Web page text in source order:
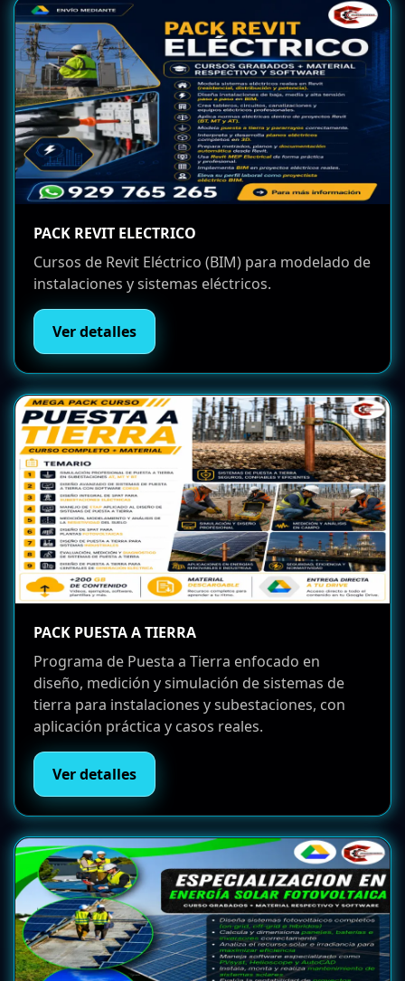
PACK REVIT ELECTRICO
Cursos de Revit Eléctrico (BIM) para modelado de
instalaciones y sistemas eléctricos.
Ver detalles
PACK PUESTA A TIERRA
Programa de Puesta a Tierra enfocado en
diseño, medición y simulación de sistemas de
tierra para instalaciones y subestaciones, con
aplicación práctica y casos reales.
Ver detalles